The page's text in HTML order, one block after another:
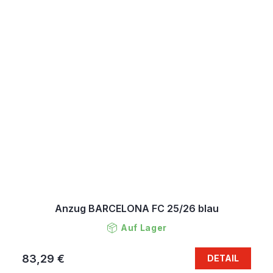
Anzug BARCELONA FC 25/26 blau
Auf Lager
83,29 € DETAIL